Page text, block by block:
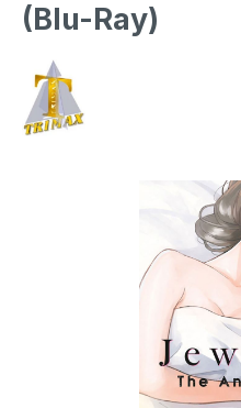
(Blu-Ray)
Bildergalerie überspringen